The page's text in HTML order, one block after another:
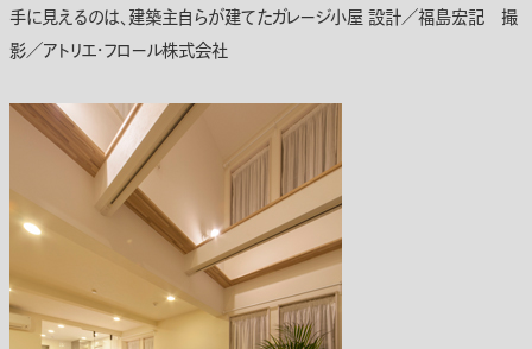
手に見えるのは、建築主自らが建てたガレージ小屋 設計／福島宏記 撮
影／アトリエ・フロール株式会社